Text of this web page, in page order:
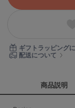
Calvin Klein
ギフトラッピング
配送について
商品説明